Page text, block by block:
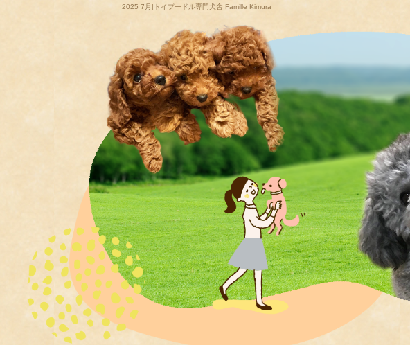
2025 7月|トイプードル専門犬舎 Famille Kimura